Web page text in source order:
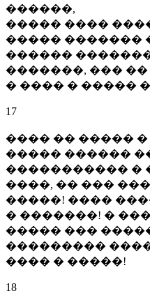
������,
����� ����
����� �������
������
�������, ���
� ���� � �����
17
���� �� �����
����� ������
����������� �
����, �� ���
�����! ����
� �������! �
����� ���
���������
���� � �����!
18